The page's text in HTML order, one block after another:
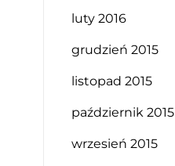
luty 2016
grudzień 2015
listopad 2015
październik 2015
wrzesień 2015